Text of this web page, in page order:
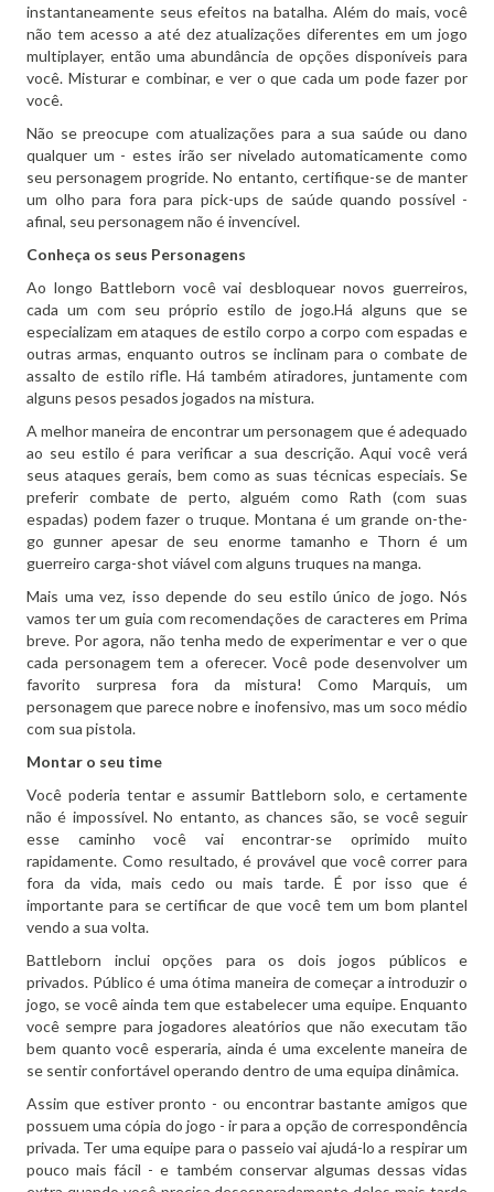
instantaneamente seus efeitos na batalha. Além do mais, você
não tem acesso a até dez atualizações diferentes em um jogo
multiplayer, então uma abundância de opções disponíveis para
você. Misturar e combinar, e ver o que cada um pode fazer por
você.
Não se preocupe com atualizações para a sua saúde ou dano
qualquer um - estes irão ser nivelado automaticamente como
seu personagem progride. No entanto, certifique-se de manter
um olho para fora para pick-ups de saúde quando possível -
afinal, seu personagem não é invencível.
Conheça os seus Personagens
Ao longo Battleborn você vai desbloquear novos guerreiros,
cada um com seu próprio estilo de jogo.Há alguns que se
especializam em ataques de estilo corpo a corpo com espadas e
outras armas, enquanto outros se inclinam para o combate de
assalto de estilo rifle. Há também atiradores, juntamente com
alguns pesos pesados ​​jogados na mistura.
A melhor maneira de encontrar um personagem que é adequado
ao seu estilo é para verificar a sua descrição. Aqui você verá
seus ataques gerais, bem como as suas técnicas especiais. Se
preferir combate de perto, alguém como Rath (com suas
espadas) podem fazer o truque. Montana é um grande on-the-
go gunner apesar de seu enorme tamanho e Thorn é um
guerreiro carga-shot viável com alguns truques na manga.
Mais uma vez, isso depende do seu estilo único de jogo. Nós
vamos ter um guia com recomendações de caracteres em Prima
breve. Por agora, não tenha medo de experimentar e ver o que
cada personagem tem a oferecer. Você pode desenvolver um
favorito surpresa fora da mistura!
Como Marquis, um
personagem que parece nobre e inofensivo, mas um soco médio
com sua pistola.
Montar o seu time
Você poderia tentar e assumir Battleborn solo, e certamente
não é impossível. No entanto, as chances são, se você seguir
esse caminho você vai encontrar-se oprimido muito
rapidamente. Como resultado, é provável que você correr para
fora da vida, mais cedo ou mais tarde. É por isso que é
importante para se certificar de que você tem um bom plantel
vendo a sua volta.
Battleborn inclui opções para os dois jogos públicos e
privados. Público é uma ótima maneira de começar a introduzir o
jogo, se você ainda tem que estabelecer uma equipe. Enquanto
você sempre para jogadores aleatórios que não executam tão
bem quanto você esperaria, ainda é uma excelente maneira de
se sentir confortável operando dentro de uma equipa dinâmica.
Assim que estiver pronto - ou encontrar bastante amigos que
possuem uma cópia do jogo - ir para a opção de correspondência
privada. Ter uma equipe para o passeio vai ajudá-lo a respirar um
pouco mais fácil - e também conservar algumas dessas vidas